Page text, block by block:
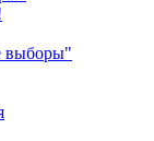
выборы"